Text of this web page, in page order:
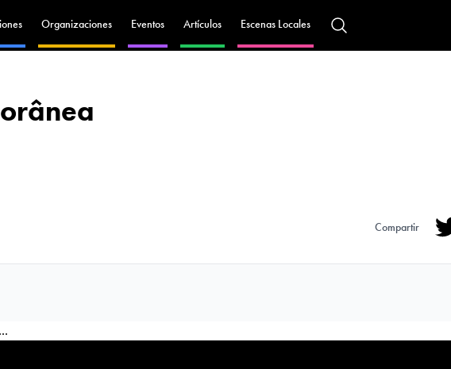
Organizaciones Eventos Artículos Escenas Locales
Compartir